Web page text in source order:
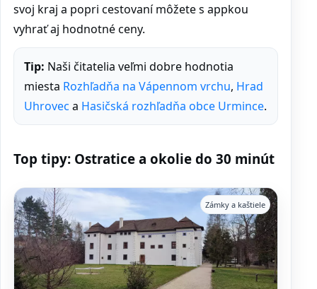
svoj kraj a popri cestovaní môžete s appkou
vyhrať aj hodnotné ceny.
Tip: Naši čitatelia veľmi dobre hodnotia
miesta Rozhľadňa na Vápennom vrchu, Hrad
Uhrovec a Hasičská rozhľadňa obce Urmince.
Top tipy: Ostratice a okolie do 30 minút
Zámky a kaštiele